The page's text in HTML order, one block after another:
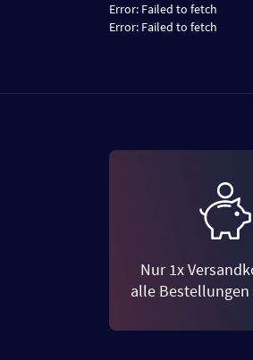
Error: Failed to fetch
Error: Failed to fetch
Nur 1x
alle Bestellungen